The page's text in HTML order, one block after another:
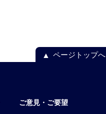
ページトップへ
ご意見・ご要望